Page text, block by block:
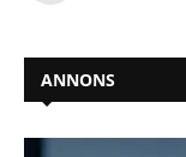
ANNONS